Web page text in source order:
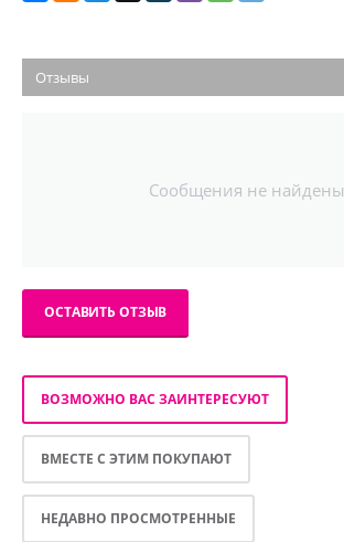
Отзывы
Сообщения не найдены
ОСТАВИТЬ ОТЗЫВ
ВОЗМОЖНО ВАС ЗАИНТЕРЕСУЮТ
ВМЕСТЕ С ЭТИМ ПОКУПАЮТ
НЕДАВНО ПРОСМОТРЕННЫЕ